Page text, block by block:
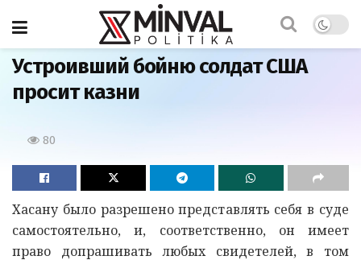
Главная
Устроивший бойню солдат США
просит казни
80
Хасану было разрешено представлять себя в суде
самостоятельно, и, соответственно, он имеет
право допрашивать любых свидетелей, в том